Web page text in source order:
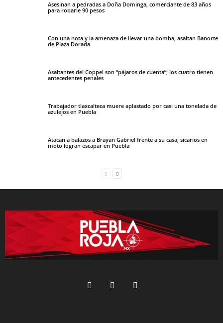
Asesinan a pedradas a Doña Dominga, comerciante de 83 años
para robarle 90 pesos
Con una nota y la amenaza de llevar una bomba, asaltan Banorte
de Plaza Dorada
Asaltantes del Coppel son “pájaros de cuenta”; los cuatro tienen
antecedentes penales
Trabajador tlaxcalteca muere aplastado por casi una tonelada de
azulejos en Puebla
Atacan a balazos a Brayan Gabriel frente a su casa; sicarios en
moto logran escapar en Puebla